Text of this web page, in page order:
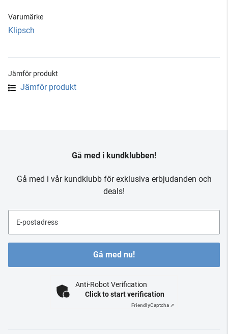
Varumärke
Klipsch
Jämför produkt
Jämför produkt
Gå med i kundklubben!
Gå med i vår kundklubb för exklusiva erbjudanden och
deals!
E-postadress
Gå med nu!
Anti-Robot Verification
Click to start verification
FriendlyCaptcha ⇗